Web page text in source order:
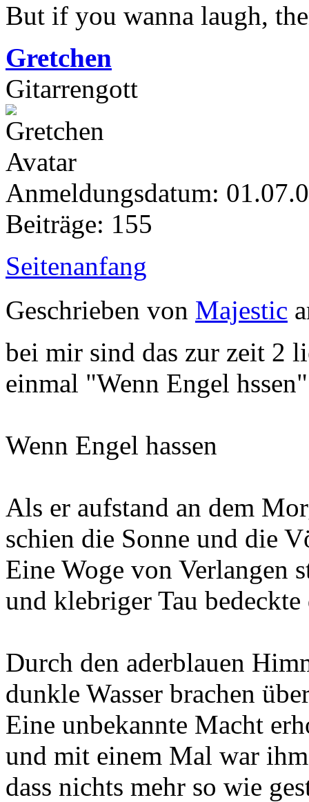
But if you wanna laugh,
Gretchen
Gitarrengott
Anmeldungsdatum:
Beiträge: 155
Seitenanfang
Geschrieben von Majestic
bei mir sind das zur zeit 2
einmal "Wenn Engel
Wenn Engel hassen
Als er aufstand an dem
schien die Sonne und die
Eine Woge von Verlangen
und klebriger Tau
Durch den aderblauen
dunkle Wasser brachen
Eine unbekannte Macht
und mit einem Mal war
dass nichts mehr so wie